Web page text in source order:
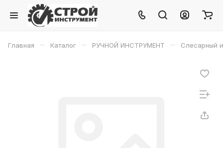
Главная – Каталог – РУЧНОЙ ИНСТРУМЕНТ – Слесарный